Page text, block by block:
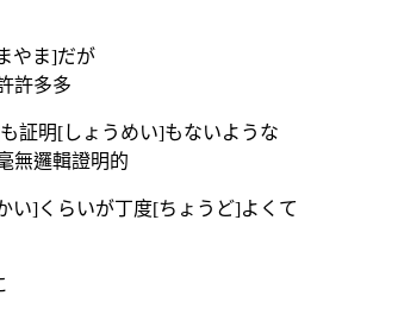
やま]だが
許多多
証明[しょうめい]もないような
無邏輯證明的
い]くらいが丁度[ちょうど]よくて